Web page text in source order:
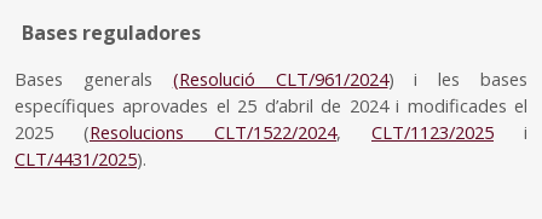
Bases reguladores
Bases generals (Resolució CLT/961/2024) i les bases
específiques aprovades el 25 d’abril de 2024 i modificades el
2025 (Resolucions CLT/1522/2024, CLT/1123/2025 i
CLT/4431/2025).